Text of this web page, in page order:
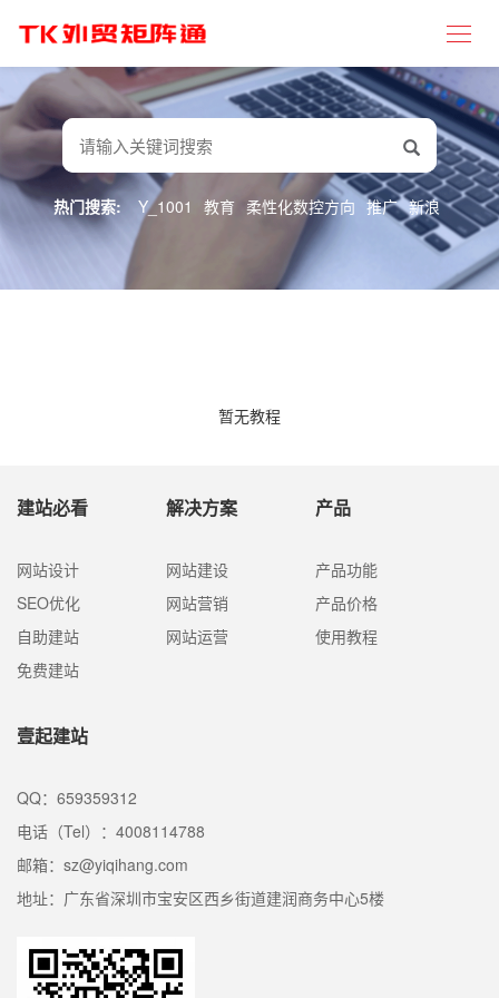
热门搜索: Y_1001 教育 柔性化数控方向 推广 新浪
暂无教程
建站必看
网站设计
SEO优化
自助建站
免费建站
解决方案
网站建设
网站营销
网站运营
产品
产品功能
产品价格
使用教程
壹起建站
QQ：659359312
电话（Tel）：4008114788
邮箱：sz@yiqihang.com
地址：广东省深圳市宝安区西乡街道建润商务中心5楼